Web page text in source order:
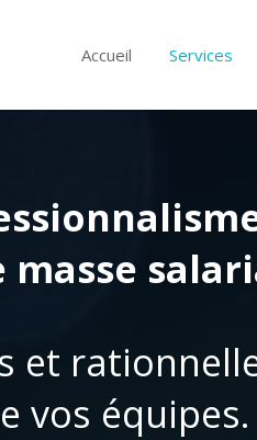
Accueil Services
et
vos équipes.